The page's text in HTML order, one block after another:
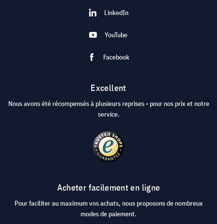
LinkedIn
YouTube
Facebook
Excellent
Nous avons été récompensés à plusieurs reprises - pour nos prix et notre
service.
Acheter facilement en ligne
Pour faciliter au maximum vos achats, nous proposons de nombreux
modes de paiement.